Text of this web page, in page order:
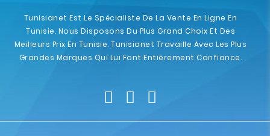
Tunisianet Est Le Spécialiste De La Vente En Ligne En
Tunisie. Nous Disposons Du Plus Grand Choix Et Des
Meilleurs Prix En Tunisie. Tunisianet Travaille Avec Les Plus
Grandes Marques Qui Lui Font Entièrement Confiance.